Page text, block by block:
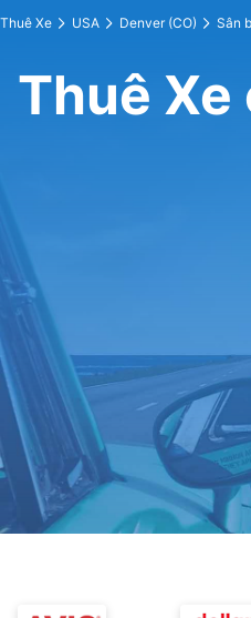
Thuê Xe USA Denver (CO) Sân
Thuê Xe